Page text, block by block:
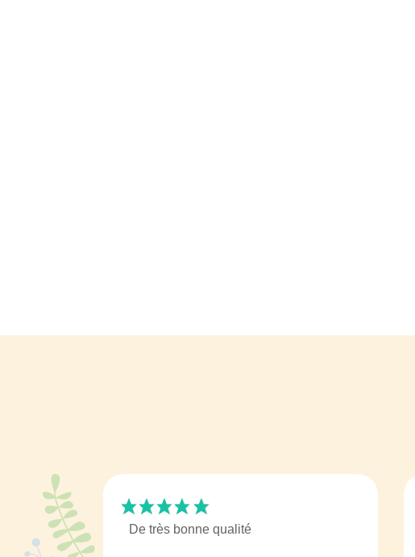
De très bonne qualité